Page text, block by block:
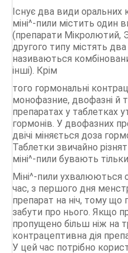
Існує два види
міні^-пили містить один
(препарати Мікролютий,
другого типу містять
називаються
інші). Крім
того гормональні
монофазние, двофазні й
препаратах у таблетках
гормонів. У двофазних
двічі міняється доза
Таблетки звичайно
міні^-пили бувають
Міні^-пили ухвалюються
час, з першого дня
препарат на ніч, тому
забути про нього. Якщо
пропущено більш ніж на
контрацептивна дія
У цей час потрібно